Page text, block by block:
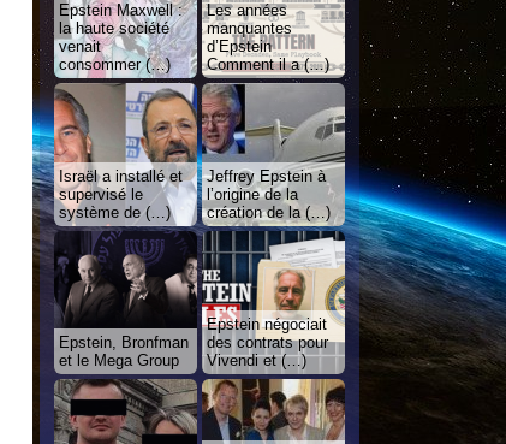
Epstein Maxwell :
la haute société
venait
consommer (…)
Les années
manquantes
d’Epstein
Comment il a (…)
Israël a installé et
supervisé le
système de (…)
Jeffrey Epstein à
l’origine de la
création de la (…)
Epstein, Bronfman
et le Mega Group
Epstein négociait
des contrats pour
Vivendi et (…)